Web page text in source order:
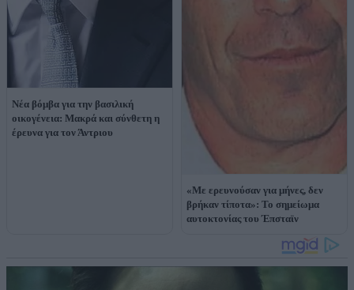
Νέα βόμβα για την βασιλική
οικογένεια: Μακρά και σύνθετη η
έρευνα για τον Άντριου
«Με ερευνούσαν για μήνες, δεν
βρήκαν τίποτα»: Το σημείωμα
αυτοκτονίας του Έπσταϊν